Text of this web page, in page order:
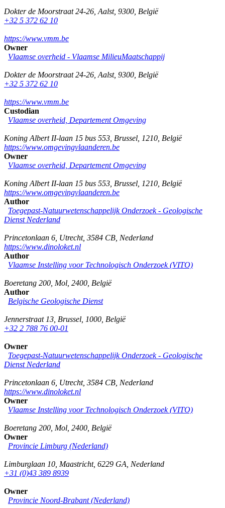
Dokter de Moorstraat 24-26 Aalst, 9300 België
+32 5 372 62 10
https://www.vmm.be
Owner
Vlaamse overheid - Vlaamse MilieuMaatschappij
Dokter de Moorstraat 24-26 Aalst, 9300 België
+32 5 372 62 10
https://www.vmm.be
Custodian
Vlaamse overheid, Departement Omgeving
Koning Albert II-laan 15 bus 553 Brussel 1210 België
https://www.omgevingvlaanderen.be
Owner
Vlaamse overheid, Departement Omgeving
Koning Albert II-laan 15 bus 553 Brussel 1210 België
https://www.omgevingvlaanderen.be
Author
Toegepast-Natuurwetenschappelijk Onderzoek - Geologische
Dienst Nederland
Princetonlaan 6 Utrecht, 3584 CB Nederland
https://www.dinoloket.nl
Author
Vlaamse Instelling voor Technologisch Onderzoek (VITO)
Boeretang 200 Mol 2400 België
Author
Belgische Geologische Dienst
Jennerstraat 13 Brussel 1000 België
+32 2 788 76 00-01
Owner
Toegepast-Natuurwetenschappelijk Onderzoek - Geologische
Dienst Nederland
Princetonlaan 6 Utrecht, 3584 CB Nederland
https://www.dinoloket.nl
Owner
Vlaamse Instelling voor Technologisch Onderzoek (VITO)
Boeretang 200 Mol 2400 België
Owner
Provincie Limburg (Nederland)
Limburglaan 10 Maastricht, 6229 GA Nederland
+31 (0)43 389 8939
Owner
Provincie Noord-Brabant (Nederland)